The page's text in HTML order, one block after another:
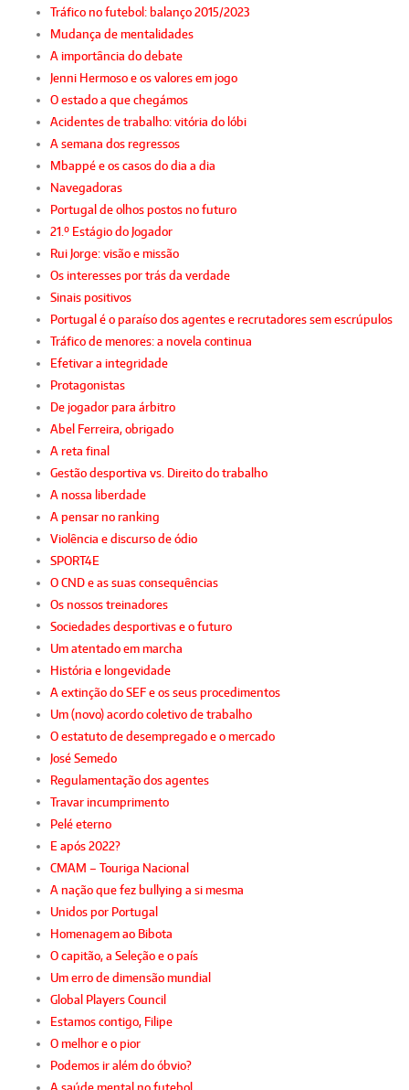
Tráfico no futebol: balanço 2015/2023
Mudança de mentalidades
A importância do debate
Jenni Hermoso e os valores em jogo
O estado a que chegámos
Acidentes de trabalho: vitória do lóbi
A semana dos regressos
Mbappé e os casos do dia a dia
Navegadoras
Portugal de olhos postos no futuro
21.º Estágio do Jogador
Rui Jorge: visão e missão
Os interesses por trás da verdade
Sinais positivos
Portugal é o paraíso dos agentes e recrutadores sem escrúpulos
Tráfico de menores: a novela continua
Efetivar a integridade
Protagonistas
De jogador para árbitro
Abel Ferreira, obrigado
A reta final
Gestão desportiva vs. Direito do trabalho
A nossa liberdade
A pensar no ranking
Violência e discurso de ódio
SPORT4E
O CND e as suas consequências
Os nossos treinadores
Sociedades desportivas e o futuro
Um atentado em marcha
História e longevidade
A extinção do SEF e os seus procedimentos
Um (novo) acordo coletivo de trabalho
O estatuto de desempregado e o mercado
José Semedo
Regulamentação dos agentes
Travar incumprimento
Pelé eterno
E após 2022?
CMAM – Touriga Nacional
A nação que fez bullying a si mesma
Unidos por Portugal
Homenagem ao Bibota
O capitão, a Seleção e o país
Um erro de dimensão mundial
Global Players Council
Estamos contigo, Filipe
O melhor e o pior
Podemos ir além do óbvio?